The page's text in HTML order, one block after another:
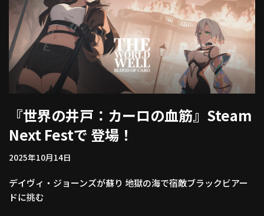
『世界の井⼾：カーロの⾎筋』Steam
Next Festで 登場！
2025年10月14日
デイヴィ・ジョーンズが蘇り 地獄の海で宿敵ブラックビアー
ドに挑む